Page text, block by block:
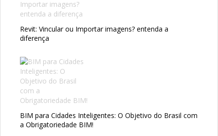
Revit: Vincular ou Importar imagens? entenda a
diferença
BIM para Cidades Inteligentes: O Objetivo do Brasil com
a Obrigatoriedade BIM!